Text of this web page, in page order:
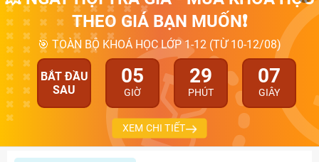
THEO GIÁ BẠN MUỐN❗
🎯 TOÀN BỘ KHOÁ HỌC LỚP 1-12 (TỪ 10-12/08)
BẮT ĐẦU
SAU
05
GIỜ
29
PHÚT
07
GIÂY
XEM CHI TIẾT